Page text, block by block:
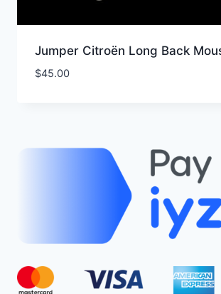
Jumper Citroën Long Back
$45.00